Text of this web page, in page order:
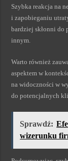
Szybka reakcja na
i zapobieganiu
bardziej skłonni do
innym.
Warto również
aspektem w
na widoczności w
do potencjalnych
Sprawdź:
wizerunku